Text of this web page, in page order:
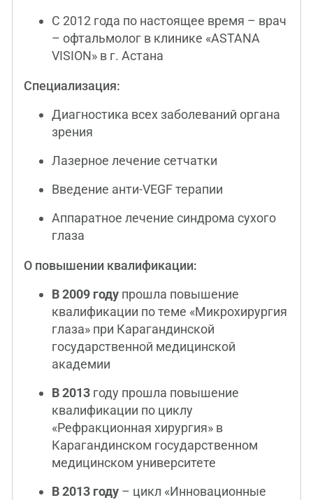
С 2012 года по настоящее время – врач
– офтальмолог в клинике «ASTANA
VISION» в г. Астана
Специализация:
Диагностика всех заболеваний органа
зрения
Лазерное лечение сетчатки
Введение анти-VEGF терапии
Аппаратное лечение синдрома сухого
глаза
О повышении квалификации:
В 2009 годупрошла повышение
квалификации по теме «Микрохирургия
глаза» при Карагандинской
государственной медицинской
академии
В 2013году прошла повышение
квалификации по циклу
«Рефракционная хирургия» в
Карагандинском государственном
медицинском университете
В 2013 году– цикл «Инновационные